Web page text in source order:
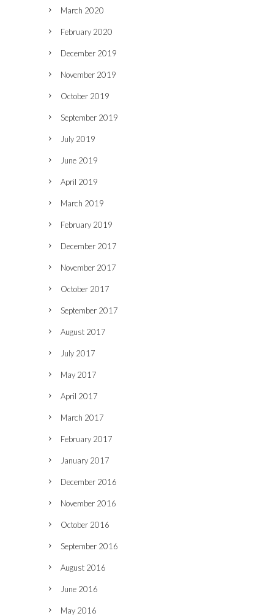
March 2020
February 2020
December 2019
November 2019
October 2019
September 2019
July 2019
June 2019
April 2019
March 2019
February 2019
December 2017
November 2017
October 2017
September 2017
August 2017
July 2017
May 2017
April 2017
March 2017
February 2017
January 2017
December 2016
November 2016
October 2016
September 2016
August 2016
June 2016
May 2016